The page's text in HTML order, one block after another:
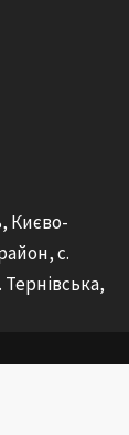
Києво-
с.
Тернівська,